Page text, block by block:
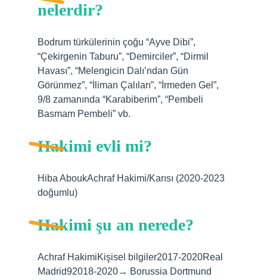
nelerdir?
Bodrum türkülerinin çoğu “Ayve Dibi”,
“Çekirgenin Taburu”, “Demirciler”, “Dirmil
Havası”, “Melengicin Dalı’ndan Gün
Görünmez”, “İliman Çalıları”, “İrmeden Gel”,
9/8 zamanında “Karabiberim”, “Pembeli
Basmam Pembeli” vb.
Hakimi evli mi?
Hiba AboukAchraf Hakimi/Karısı (2020-2023
doğumlu)
Hakimi şu an nerede?
Achraf HakimiKişisel bilgiler2017-2020Real
Madrid92018-2020→ Borussia Dortmund